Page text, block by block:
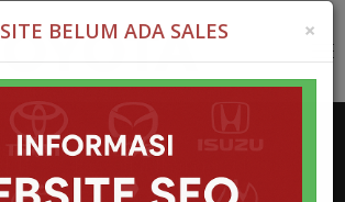
×
BELUM ADA SALES
SALES Indramayu